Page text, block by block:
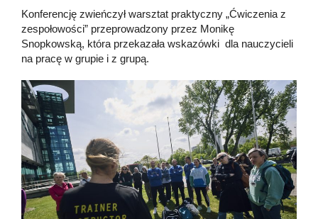
Konferencję zwieńczył warsztat praktyczny „Ćwiczenia z
zespołowości” przeprowadzony przez Monikę
Snopkowską, która przekazała wskazówki dla nauczycieli
na pracę w grupie i z grupą.